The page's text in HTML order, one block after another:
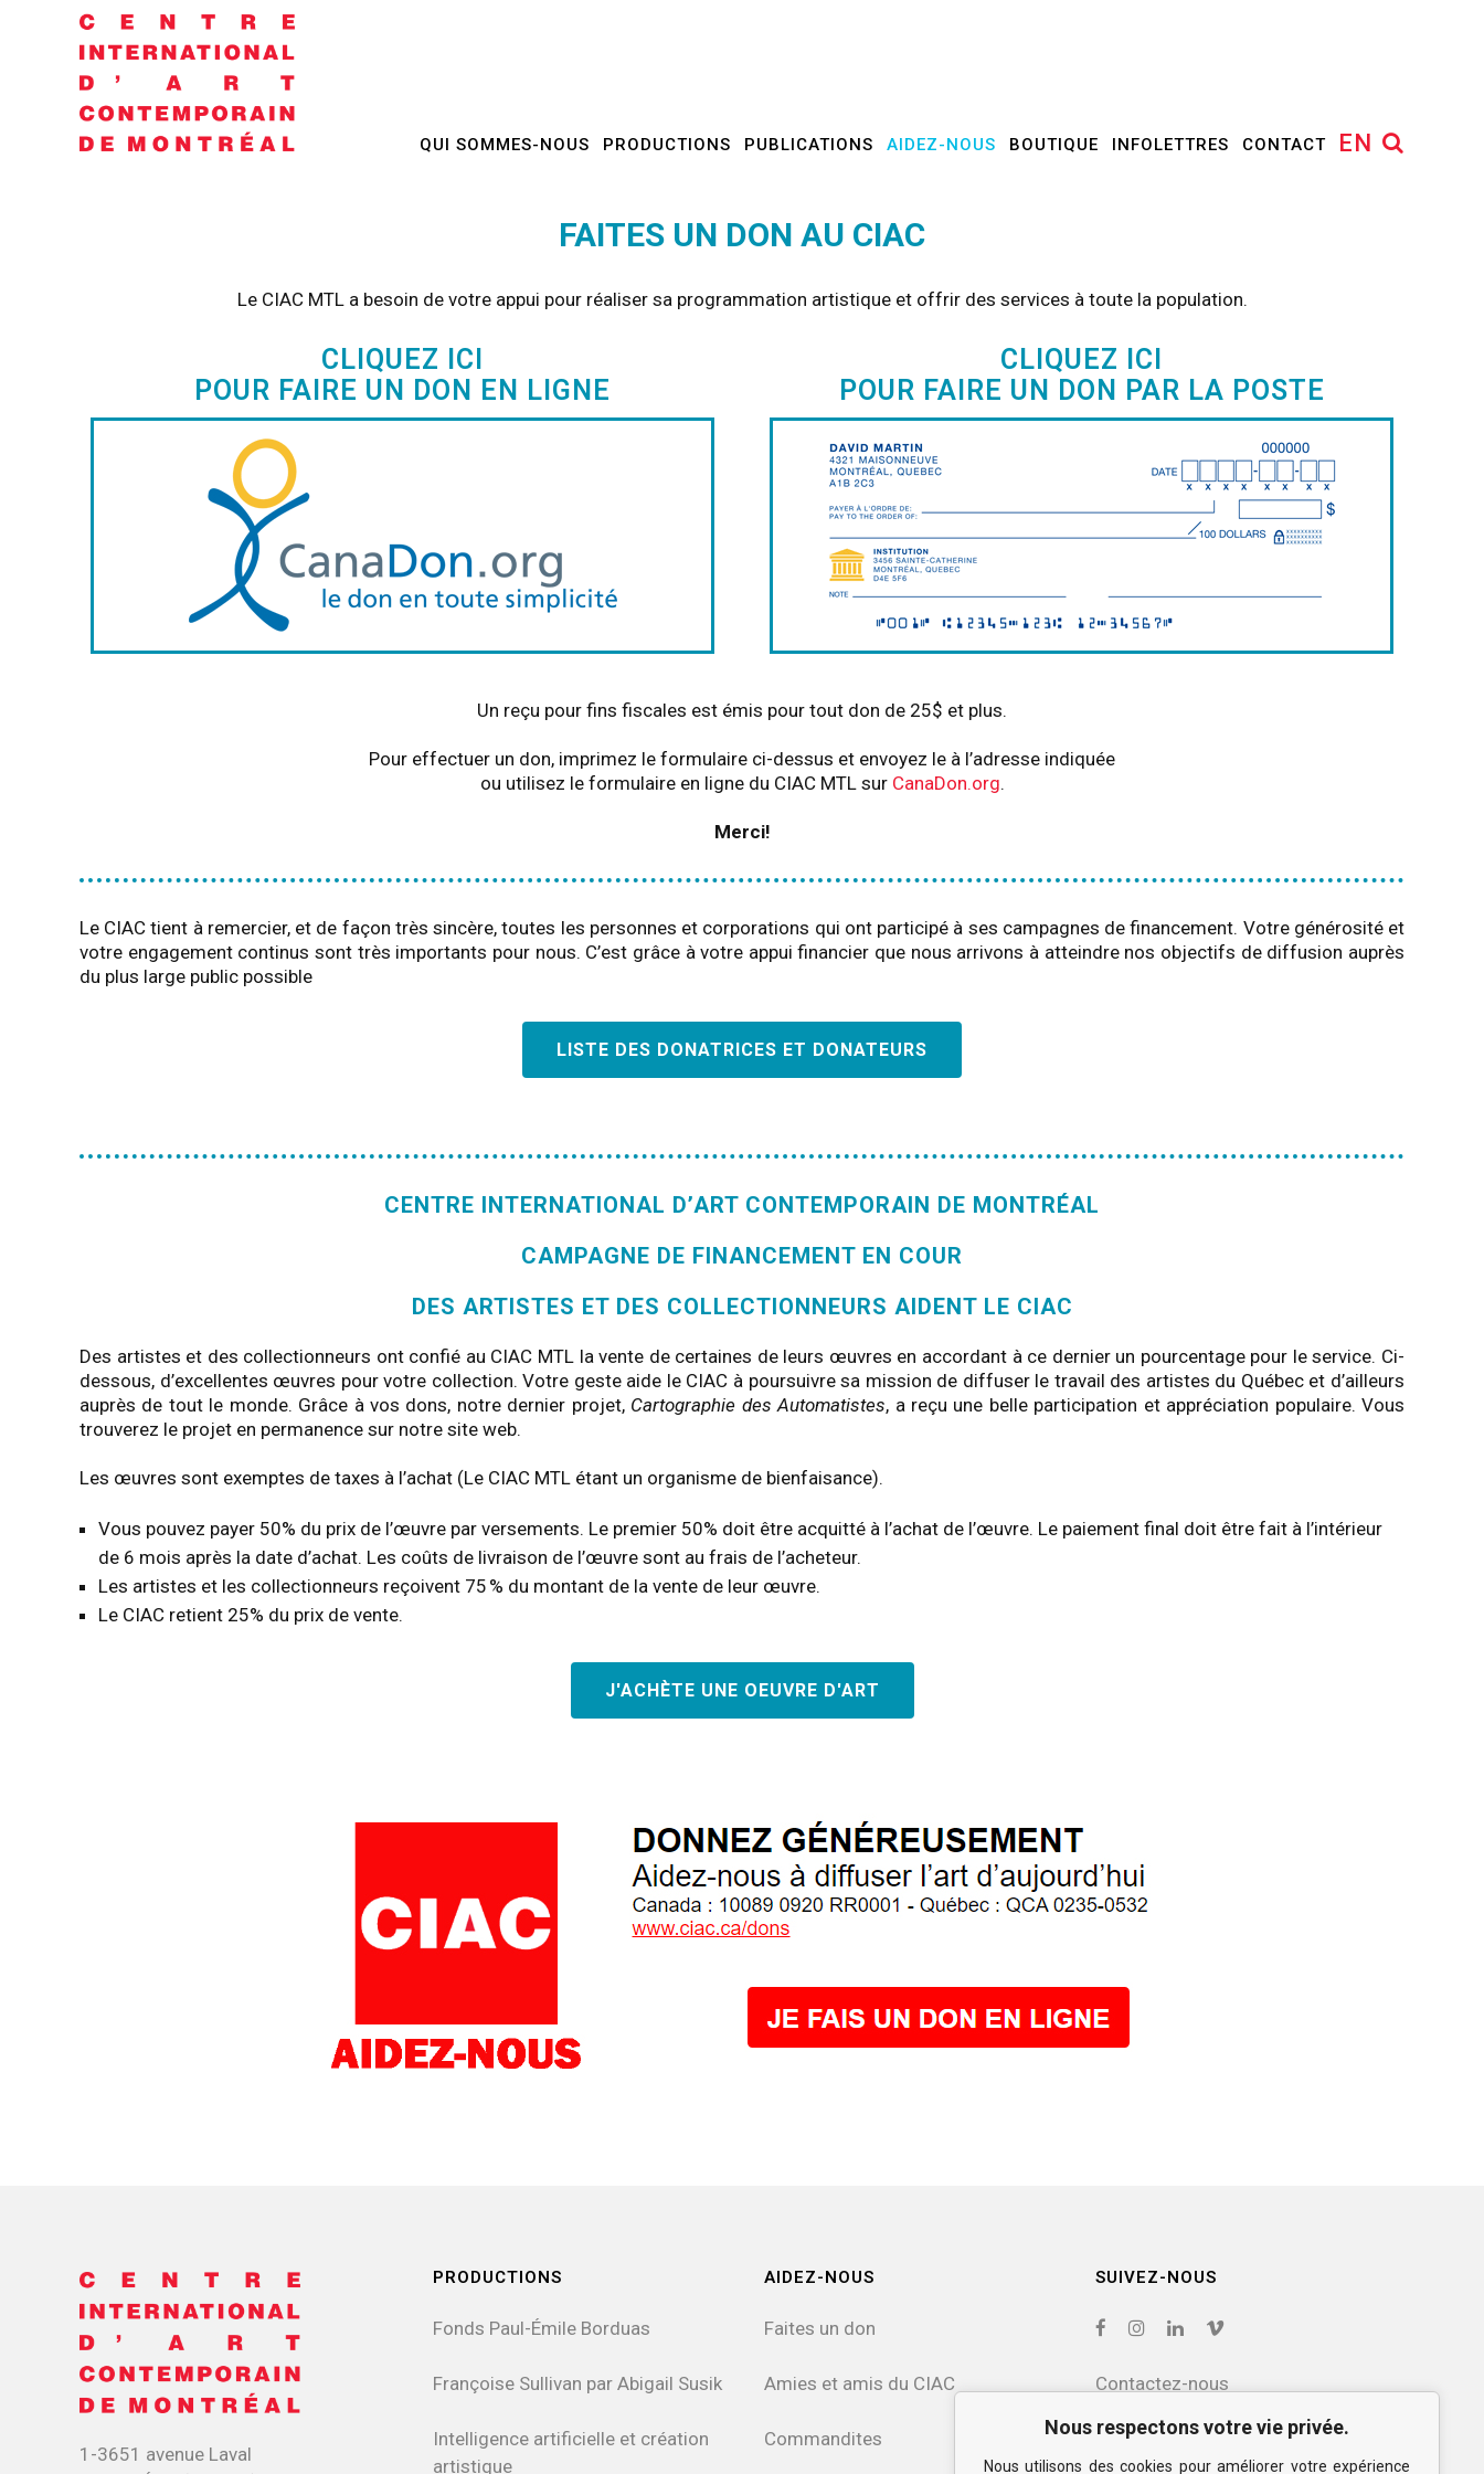
Nous respectons votre vie privée.
Nous utilisons des cookies pour améliorer votre expérience
QUI SOMMES-NOUS PRODUCTIONS PUBLICATIONS AIDEZ-NOUS BOUTIQUE INFOLETTRES CONTACT EN
FAITES UN DON AU CIAC
Le CIAC MTL a besoin de votre appui pour réaliser sa programmation artistique et offrir des services à toute la population.
CLIQUEZ ICI
POUR FAIRE UN DON EN LIGNE
CLIQUEZ ICI
POUR FAIRE UN DON PAR LA POSTE
Un reçu pour fins fiscales est émis pour tout don de 25$ et plus.
Pour effectuer un don, imprimez le formulaire ci-dessus et envoyez le à l’adresse indiquée
ou utilisez le formulaire en ligne du CIAC MTL sur CanaDon.org.
Merci!
Le CIAC tient à remercier, et de façon très sincère, toutes les personnes et corporations qui ont participé à ses campagnes de financement. Votre générosité et
votre engagement continus sont très importants pour nous. C’est grâce à votre appui financier que nous arrivons à atteindre nos objectifs de diffusion auprès
du plus large public possible
LISTE DES DONATRICES ET DONATEURS
CENTRE INTERNATIONAL D’ART CONTEMPORAIN DE MONTRÉAL
CAMPAGNE DE FINANCEMENT EN COUR
DES ARTISTES ET DES COLLECTIONNEURS AIDENT LE CIAC
Des artistes et des collectionneurs ont confié au CIAC MTL la vente de certaines de leurs œuvres en accordant à ce dernier un pourcentage pour le service. Ci-
dessous, d’excellentes œuvres pour votre collection. Votre geste aide le CIAC à poursuivre sa mission de diffuser le travail des artistes du Québec et d’ailleurs
auprès de tout le monde. Grâce à vos dons, notre dernier projet, Cartographie des Automatistes, a reçu une belle participation et appréciation populaire. Vous
trouverez le projet en permanence sur notre site web.
Les œuvres sont exemptes de taxes à l’achat (Le CIAC MTL étant un organisme de bienfaisance).
Vous pouvez payer 50% du prix de l’œuvre par versements. Le premier 50% doit être acquitté à l’achat de l’œuvre. Le paiement final doit être fait à l’intérieur
de 6 mois après la date d’achat. Les coûts de livraison de l’œuvre sont au frais de l’acheteur.
Les artistes et les collectionneurs reçoivent 75 % du montant de la vente de leur œuvre.
Le CIAC retient 25% du prix de vente.
J'ACHÈTE UNE OEUVRE D'ART
1-3651 avenue Laval
PRODUCTIONS
Fonds Paul-Émile Borduas
Françoise Sullivan par Abigail Susik
Intelligence artificielle et création
artistique
AIDEZ-NOUS
Faites un don
Amies et amis du CIAC
Commandites
SUIVEZ-NOUS
Contactez-nous
Abonnez-vous à
notre infolettre